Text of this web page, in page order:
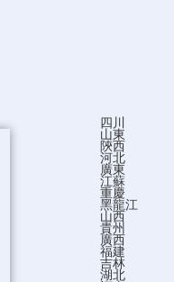
四川
山東
陝西
河北
廣東
江蘇
重慶
黑龍江
山西
貴州
廣西
福建
吉林
湖北